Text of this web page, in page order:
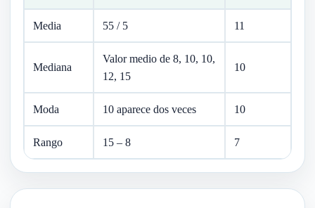
Media 55 / 5 11
Mediana
Valor medio de 8, 10, 10,
12, 15
10
Moda 10 aparece dos veces 10
Rango 15 – 8 7